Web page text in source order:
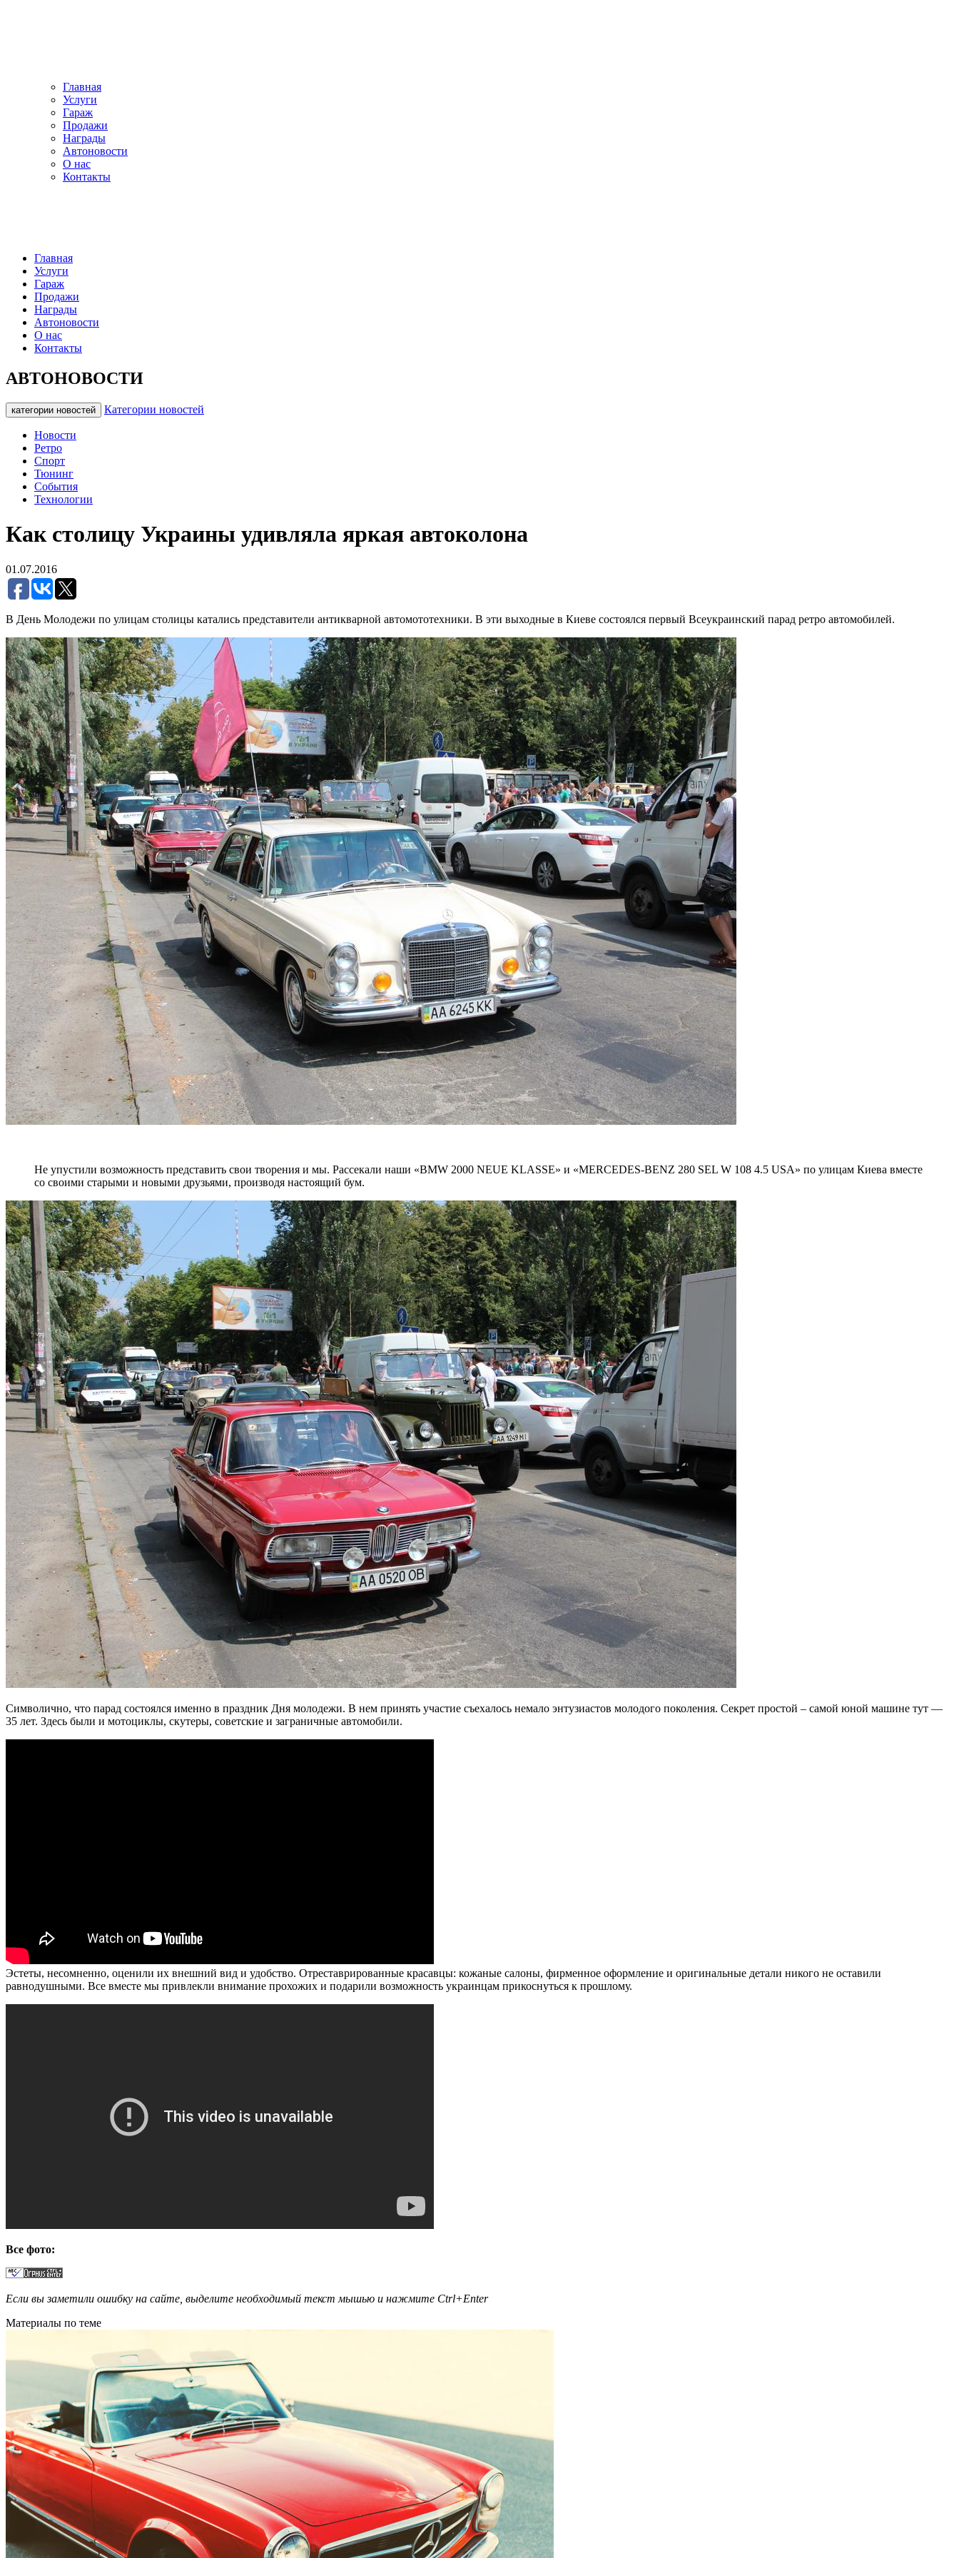
Главная
Услуги
Гараж
Продажи
Награды
Автоновости
О нас
Контакты
Главная
Услуги
Гараж
Продажи
Награды
Автоновости
О нас
Контакты
АВТОНОВОСТИ
категории новостей Категории новостей
Новости
Ретро
Спорт
Тюнинг
События
Технологии
Как столицу Украины удивляла яркая автоколона
01.07.2016
В День Молодежи по улицам столицы катались представители антикварной автомототехники. В эти выходные в Киеве состоялся первый Всеукраинский парад ретро автомобилей.
Не упустили возможность представить свои творения и мы. Рассекали наши «BMW 2000 NEUE KLASSE» и «MERCEDES-BENZ 280 SEL W 108 4.5 USA» по улицам Киева вместе
со своими старыми и новыми друзьями, производя настоящий бум.
Символично, что парад состоялся именно в праздник Дня молодежи. В нем принять участие съехалось немало энтузиастов молодого поколения. Секрет простой – самой юной машине тут —
35 лет. Здесь были и мотоциклы, скутеры, советские и заграничные автомобили.
Эстеты, несомненно, оценили их внешний вид и удобство. Отреставрированные красавцы: кожаные салоны, фирменное оформление и оригинальные детали никого не оставили
равнодушными. Все вместе мы привлекли внимание прохожих и подарили возможность украинцам прикоснуться к прошлому.
Все фото:
Если вы заметили ошибку на сайте, выделите необходимый текст мышью и нажмите Ctrl+Enter
Материалы по теме